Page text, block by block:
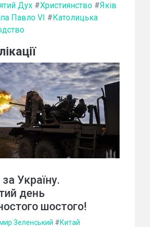
Дух #Християнство #Яків
Павло VI # Католицька
Україну.
день
шостого!
Зеленський #Китай